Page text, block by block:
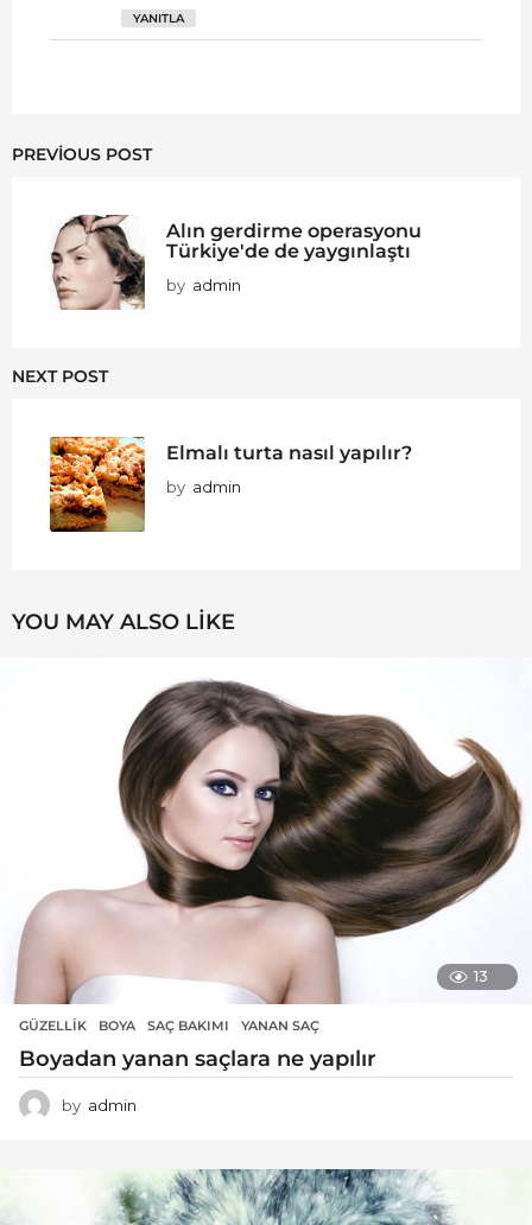
YANITLA
PREVIOUS POST
Alın gerdirme operasyonu
Türkiye'de de yaygınlaştı
by admin
NEXT POST
Elmalı turta nasıl yapılır?
by admin
YOU MAY ALSO LIKE
13
GÜZELLIK BOYA ,SAÇ BAKIMI ,YANAN SAÇ
Boyadan yanan saçlara ne yapılır
by admin